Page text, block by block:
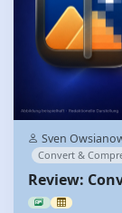
Sven
Convert &
Review: